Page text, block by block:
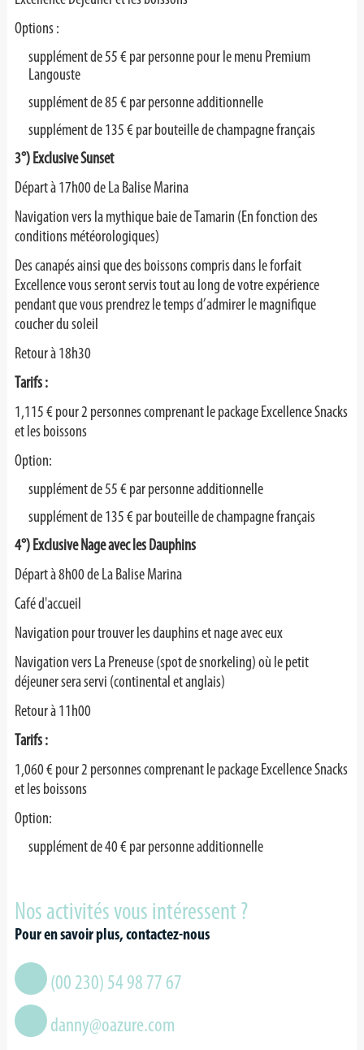
Options :
supplément de 55 € par personne pour le menu Premium
Langouste
supplément de 85 € par personne additionnelle
supplément de 135 € par bouteille de champagne français
3°) Exclusive Sunset
Départ à 17h00 de La Balise Marina
Navigation vers la mythique baie de Tamarin (En fonction des
conditions météorologiques)
Des canapés ainsi que des boissons compris dans le forfait
Excellence vous seront servis tout au long de votre expérience
pendant que vous prendrez le temps d’admirer le magnifique
coucher du soleil
Retour à 18h30
Tarifs :
1,115 € pour 2 personnes comprenant le package Excellence Snacks
et les boissons
Option:
supplément de 55 € par personne additionnelle
supplément de 135 € par bouteille de champagne français
4°) Exclusive Nage avec les Dauphins
Départ à 8h00 de La Balise Marina
Café d'accueil
Navigation pour trouver les dauphins et nage avec eux
Navigation vers La Preneuse (spot de snorkeling) où le petit
déjeuner sera servi (continental et anglais)
Retour à 11h00
Tarifs :
1,060 € pour 2 personnes comprenant le package Excellence Snacks
et les boissons
Option:
supplément de 40 € par personne additionnelle
Nos activités vous intéressent ?
Pour en savoir plus, contactez-nous
(00 230) 54 98 77 67
danny@oazure.com